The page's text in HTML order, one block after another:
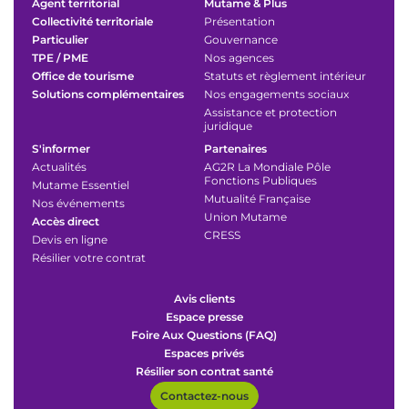
Agent territorial
Collectivité territoriale
Particulier
TPE / PME
Office de tourisme
Solutions complémentaires
Mutame & Plus
Présentation
Gouvernance
Nos agences
Statuts et règlement intérieur
Nos engagements sociaux
Assistance et protection
juridique
S'informer
Actualités
Mutame Essentiel
Nos événements
Accès direct
Devis en ligne
Résilier votre contrat
Partenaires
AG2R La Mondiale Pôle
Fonctions Publiques
Mutualité Française
Union Mutame
CRESS
Avis clients
Espace presse
Foire Aux Questions (FAQ)
Espaces privés
Résilier son contrat santé
Contactez-nous